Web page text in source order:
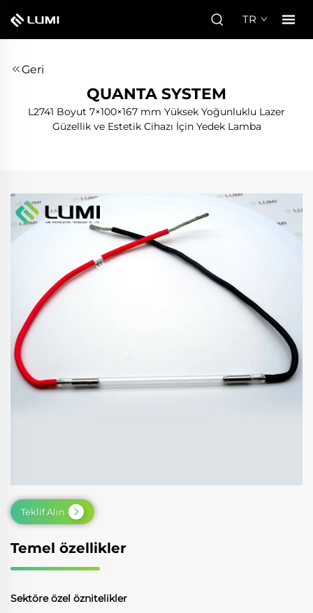
TR
Geri
QUANTA SYSTEM
L2741 Boyut 7×100×167 mm Yüksek Yoğunluklu Lazer
Güzellik ve Estetik Cihazı İçin Yedek Lamba
Temel özellikler
Sektöre özel öznitelikler
Teklif Alın